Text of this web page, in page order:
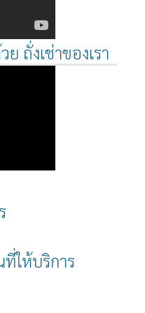
ถั่งเช่าของเรา
ให้บริการ